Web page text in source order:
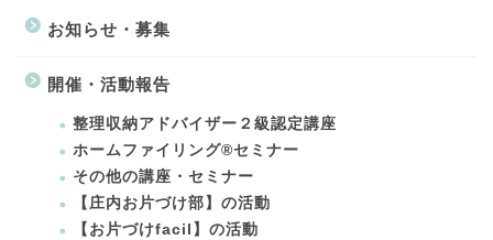
お知らせ・募集
開催・活動報告
整理収納アドバイザー２級認定講座
ホームファイリング®セミナー
その他の講座・セミナー
【庄内お片づけ部】の活動
【お片づけfacil】の活動